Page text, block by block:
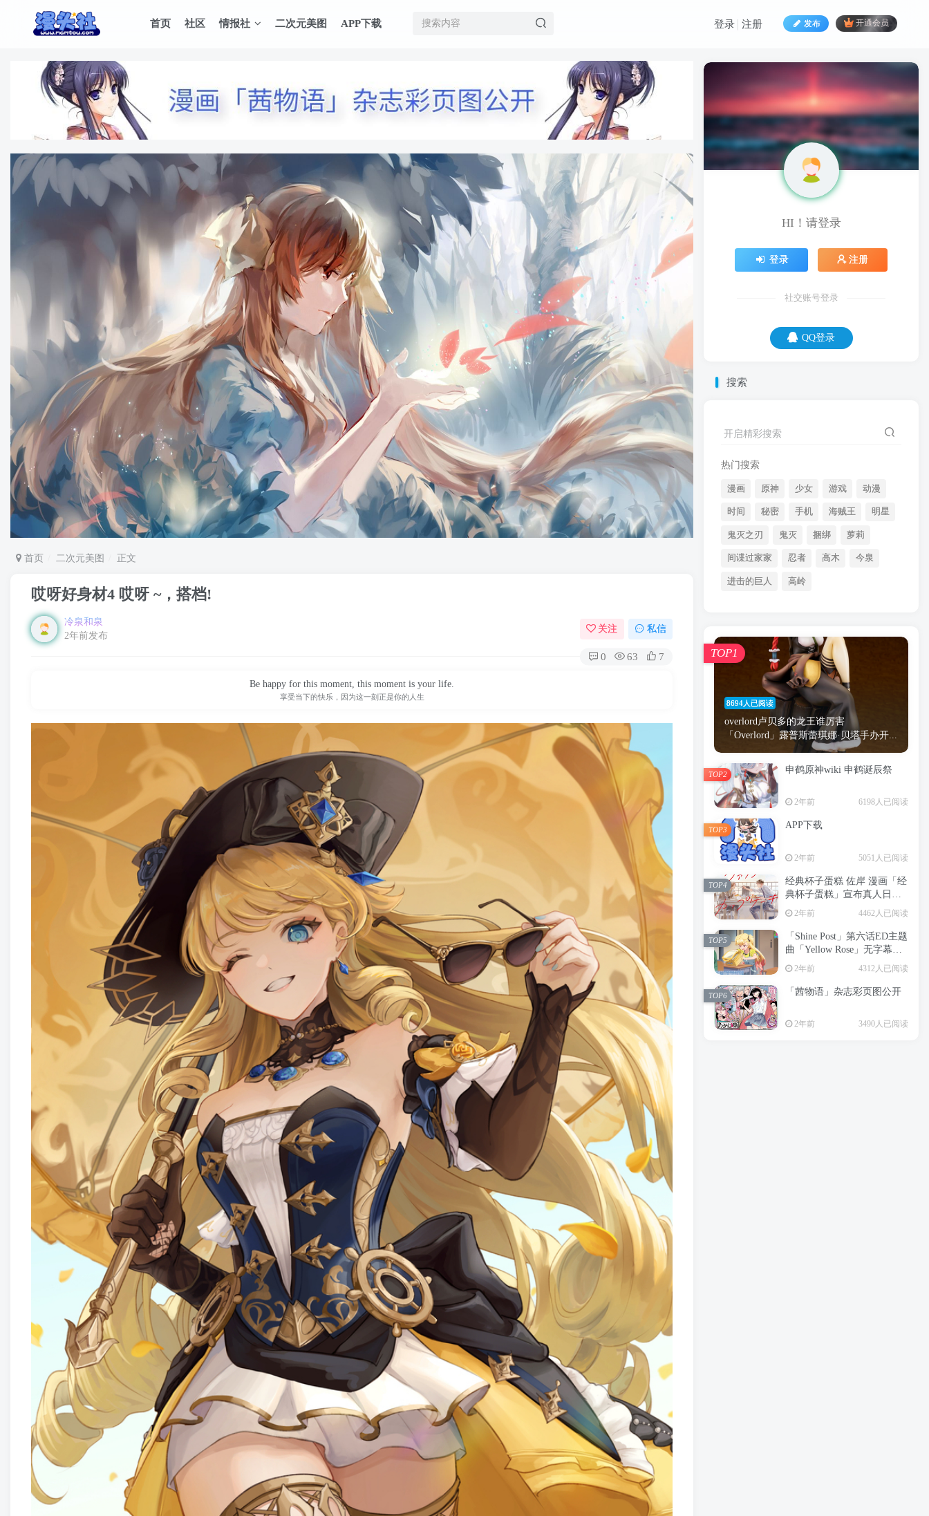
首页 社区 情报社 二次元美图 APP下载 发布 开通会员
登录 注册
首页 二次元美图 正文
哎呀好身材4 哎呀 ~，搭档!
冷泉和泉
2年前发布
关注 私信
0 63 7
Be happy for this moment, this moment is your life.
享受当下的快乐，因为这一刻正是你的人生
HI！请登录
登录 注册
社交账号登录
QQ登录
搜索
开启精彩搜索
热门搜索
漫画 原神 少女 游戏 动漫
时间 秘密 手机 海贼王 明星
鬼灭之刃 鬼灭 捆绑 萝莉
间谍过家家 忍者 高木 今泉
进击的巨人 高岭
8694人已阅读
overlord卢贝多的龙王谁厉害
「Overlord」露普斯蕾琪娜·贝塔手办开...
TOP1
申鹤原神wiki 申鹤诞辰祭
2年前 6198人已阅读
TOP2
APP下载
2年前 5051人已阅读
TOP3
经典杯子蛋糕 佐岸 漫画「经
典杯子蛋糕」宣布真人日剧
化
2年前 4462人已阅读
TOP4
「Shine Post」第六话ED主题
曲「Yellow Rose」无字幕MV
公开
2年前 4312人已阅读
TOP5
「茜物语」杂志彩页图公开
2年前 3490人已阅读
TOP6
HI！请登录
登录 注册
社交账号登录
QQ登录
暗恋是在一个人的世界里，过完了你俩的
时间 秘密 手机 海贼王
鬼灭 捆绑 萝莉
间谍过家家 忍者 高木
进击的巨人 高岭
8694人已阅读
overlord卢贝多的龙王谁厉害
「Overlord」露普斯蕾琪娜·贝塔手办开...
TOP1
申鹤原神wiki 申鹤诞辰祭
2年前 6198人已阅读
TOP2
APP下载
2年前 5051人已阅读
TOP3
经典杯子蛋糕 佐岸 漫画「经
典杯子蛋糕」宣布真人日剧
TOP4